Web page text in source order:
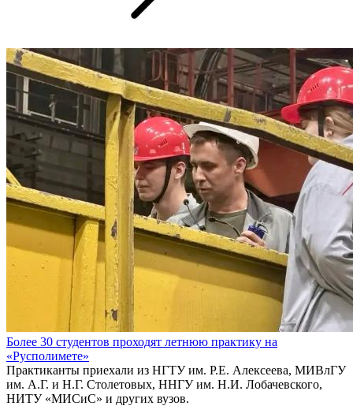
Более 30 студентов проходят летнюю практику на
«Русполимете»
Практиканты приехали из НГТУ им. Р.Е. Алексеева, МИВлГУ
им. А.Г. и Н.Г. Столетовых, ННГУ им. Н.И. Лобачевского,
НИТУ «МИСиС» и других вузов.